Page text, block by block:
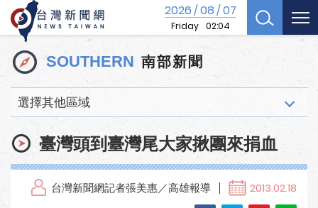
2026/08/07
Friday 02:04
SOUTHERN 南部新聞
選擇其他區域
臺灣頭到臺灣尾大家揪團來捐血
台灣新聞網記者張美惠／高雄報導 2013.02.18